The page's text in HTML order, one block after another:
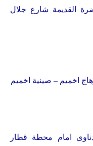
القديمة شارع جلال
امام محطة قطار